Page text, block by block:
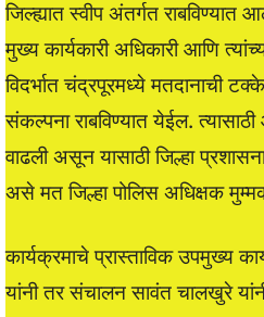
जिल्ह्यात स्वीप अंतर्गत राबविण्यात
मुख्‍य कार्यकारी अधिकारी आणि
विदर्भात चंद्रपूरमध्ये मतदानाची
संकल्पना राबविण्यात येईल. त्यासाठी
वाढली असून यासाठी जिल्हा
असे मत जिल्हा पोलिस अधिक्षक
कार्यक्रमाचे प्रास्ताविक उपमुख्य
यांनी तर संचालन सावंत चालखुरे